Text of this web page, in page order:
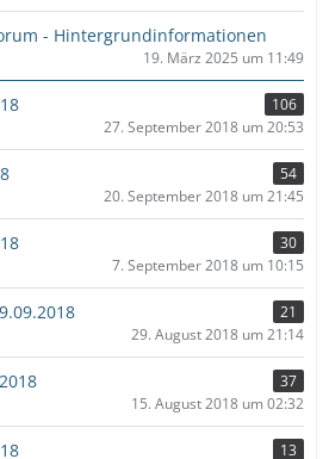
- Hintergrundinformationen
19. März 2025 um 11:49
106
27. September 2018 um 20:53
54
20. September 2018 um 21:45
30
7. September 2018 um 10:15
21
29. August 2018 um 21:14
37
15. August 2018 um 02:32
13